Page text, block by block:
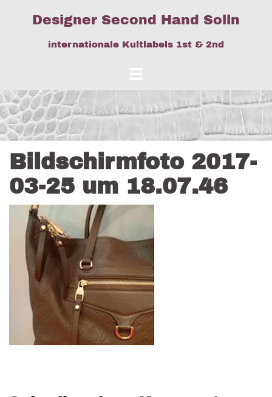
Designer Second Hand Solln
internationale Kultlabels 1st & 2nd
Bildschirmfoto 2017-
03-25 um 18.07.46